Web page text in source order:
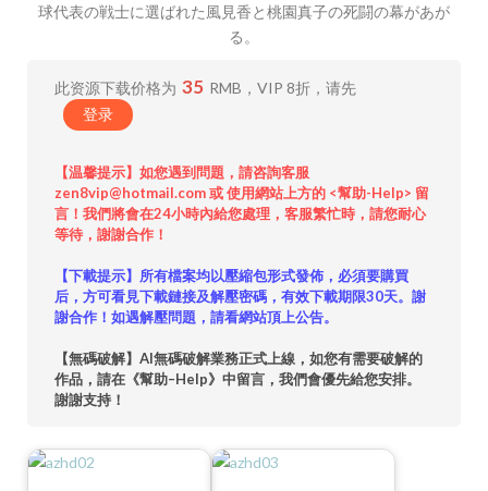
球代表の戦士に選ばれた風見香と桃園真子の死闘の幕があが
る。
此资源下载价格为 35 RMB，VIP 8折，请先
登录
【温馨提示】如您遇到問題，請咨詢客服
zen8vip@hotmail.com 或 使用網站上方的 <幫助-Help> 留
言！我們將會在24小時內給您處理，客服繁忙時，請您耐心
等待，謝謝合作！
【下載提示】所有檔案均以壓縮包形式發佈，必須要購買
后，方可看見下載鏈接及解壓密碼，有效下載期限30天。謝
謝合作！如遇解壓問題，請看網站頂上公告。
【無碼破解】AI無碼破解業務正式上線，如您有需要破解的
作品，請在《幫助–Help》中留言，我們會優先給您安排。
謝謝支持！